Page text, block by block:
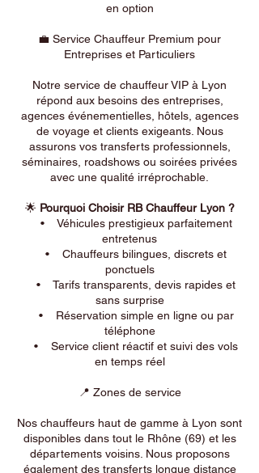
en option
💼 Service Chauffeur Premium pour
Entreprises et Particuliers
Notre service de chauffeur VIP à Lyon
répond aux besoins des entreprises,
agences événementielles, hôtels, agences
de voyage et clients exigeants. Nous
assurons vos transferts professionnels,
séminaires, roadshows ou soirées privées
avec une qualité irréprochable.
🌟 Pourquoi Choisir RB Chauffeur Lyon ?
• Véhicules prestigieux parfaitement
entretenus
• Chauffeurs bilingues, discrets et
ponctuels
• Tarifs transparents, devis rapides et
sans surprise
• Réservation simple en ligne ou par
téléphone
• Service client réactif et suivi des vols
en temps réel
📍 Zones de service
Nos chauffeurs haut de gamme à Lyon sont
disponibles dans tout le Rhône (69) et les
départements voisins. Nous proposons
également des transferts longue distance